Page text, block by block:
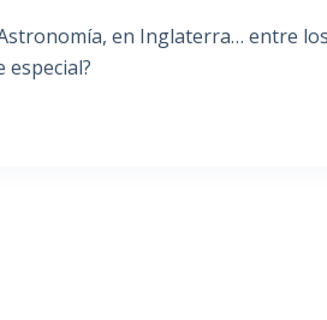
en Inglaterra… entre
especial?